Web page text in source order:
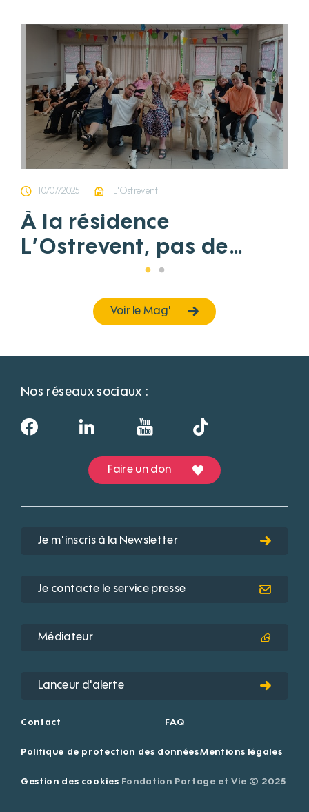
10/07/2025 L'Ostrevent
À la résidence
L’Ostrevent, pas de
danse, souvenirs et
sourires
Voir le Mag'
Nos réseaux sociaux :
Faire un don
Je m'inscris à la Newsletter
Je contacte le service presse
Médiateur
Lanceur d'alerte
Contact FAQ
Politique de protection des donnéesMentions légales
Gestion des cookies Fondation Partage et Vie © 2025